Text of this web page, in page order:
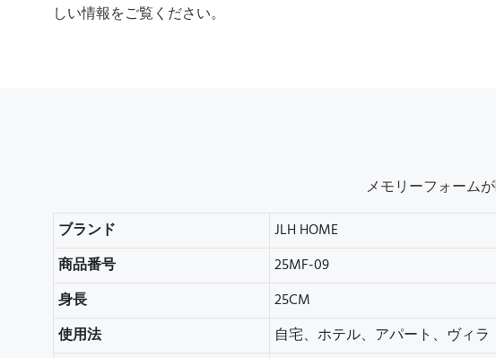
しい情報をご覧ください。
メモリーフォームが
ブランド
JLH HOME
商品番号
25MF-09
身長
25CM
使用法
自宅、ホテル、アパート、ヴィラ